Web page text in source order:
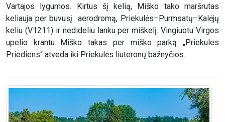
Vartajos lygumos. Kirtus šį kelią, Miško tako maršrutas
keliauja per buvusį aerodromą, Priekulės–Purmsatų–Kalėjų
keliu (V1211) ir nedideliu lanku per miškelį. Vingiuotu Virgos
upelio krantu Miško takas per miško parką „Priekules
Priediens“ atveda iki Priekulės liuteronų bažnyčios.